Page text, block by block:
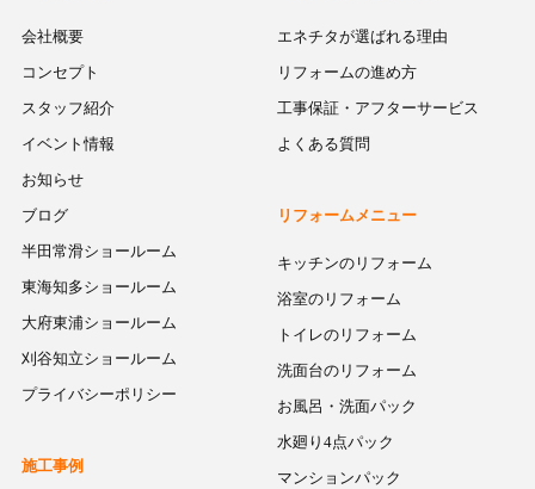
会社概要
コンセプト
スタッフ紹介
イベント情報
お知らせ
ブログ
半田常滑ショールーム
東海知多ショールーム
大府東浦ショールーム
刈谷知立ショールーム
プライバシーポリシー
エネチタが選ばれる理由
リフォームの進め方
工事保証・アフターサービス
よくある質問
リフォームメニュー
キッチンのリフォーム
浴室のリフォーム
トイレのリフォーム
洗面台のリフォーム
お風呂・洗面パック
水廻り4点パック
マンションパック
施工事例